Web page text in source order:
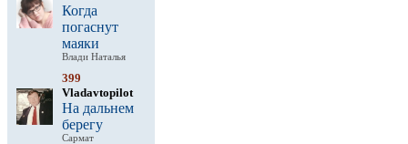
Когда
погаснут
маяки
Влади Наталья
399
Vladavtopilot
На дальнем
берегу
Сармат